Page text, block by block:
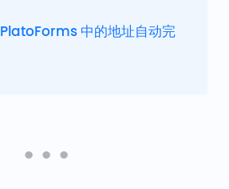
PlatoForms 中的地址自动完